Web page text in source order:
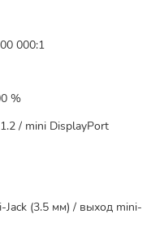
000:1
%
/ mini DisplayPort
(3.5 мм) / выход mini-